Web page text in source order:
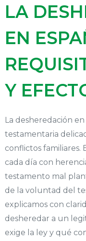
LA
EN
Y
La desheredación
testamentaria
conflictos familiares.
cada día con
testamento mal
de la voluntad del
explicamos con
desheredar a un
exige la ley y qué